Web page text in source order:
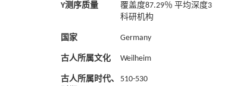
Y测序质量
覆盖度87.29％ 平均深度3
科研机构
国家 Germany
古人所属文化 Weilheim
古人所属时代、
510-530